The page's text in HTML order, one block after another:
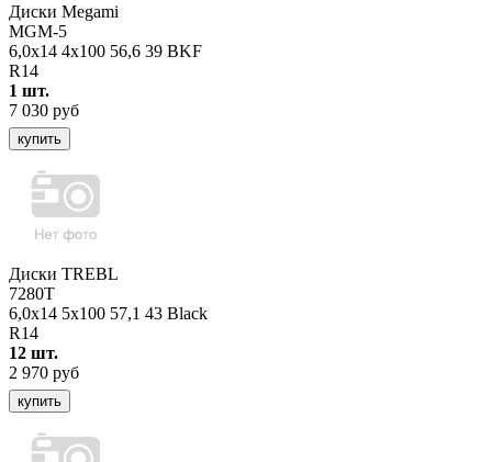
Диски Megami
MGM-5
6,0x14 4x100 56,6 39 BKF
R14
1 шт.
7 030 руб
купить
Диски TREBL
7280T
6,0x14 5x100 57,1 43 Black
R14
12 шт.
2 970 руб
купить